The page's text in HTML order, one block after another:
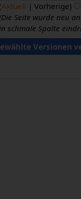
Aktuell
Vorherige
Die Seite wurde neu
schmale Spalte